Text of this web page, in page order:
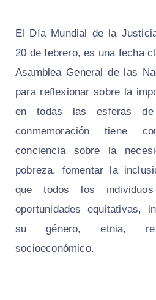
El Día Mundial de la
20 de febrero, es una fecha
Asamblea General de las
para reflexionar sobre la
en todas las esferas
conmemoración tiene
conciencia sobre la
pobreza, fomentar la
que todos los
oportunidades equitativas,
su género, etnia,
socioeconómico.